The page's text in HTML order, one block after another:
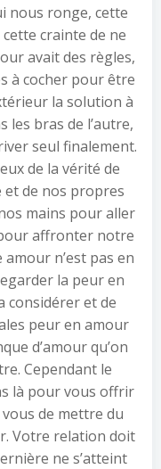
nous ronge, cette
crainte de ne
avait des règles,
à cocher pour être
la solution à
bras de l’autre,
seul finalement.
de la vérité de
de nos propres
mains pour aller
affronter notre
n’est pas en
la peur en
considérer et de
peur en amour
d’amour qu’on
Cependant le
là pour vous offrir
de mettre du
Votre relation doit
ne s’atteint